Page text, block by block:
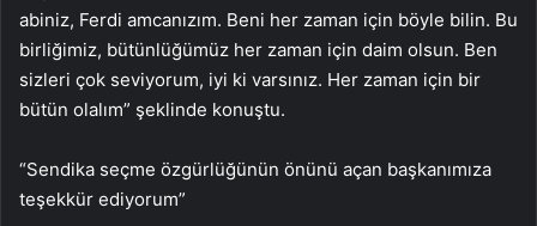
abiniz, Ferdi amcanızım. Beni her zaman için böyle bilin. Bu
birliğimiz, bütünlüğümüz her zaman için daim olsun. Ben
sizleri çok seviyorum, iyi ki varsınız. Her zaman için bir
bütün olalım” şeklinde konuştu.
“Sendika seçme özgürlüğünün önünü açan başkanımıza
teşekkür ediyorum”